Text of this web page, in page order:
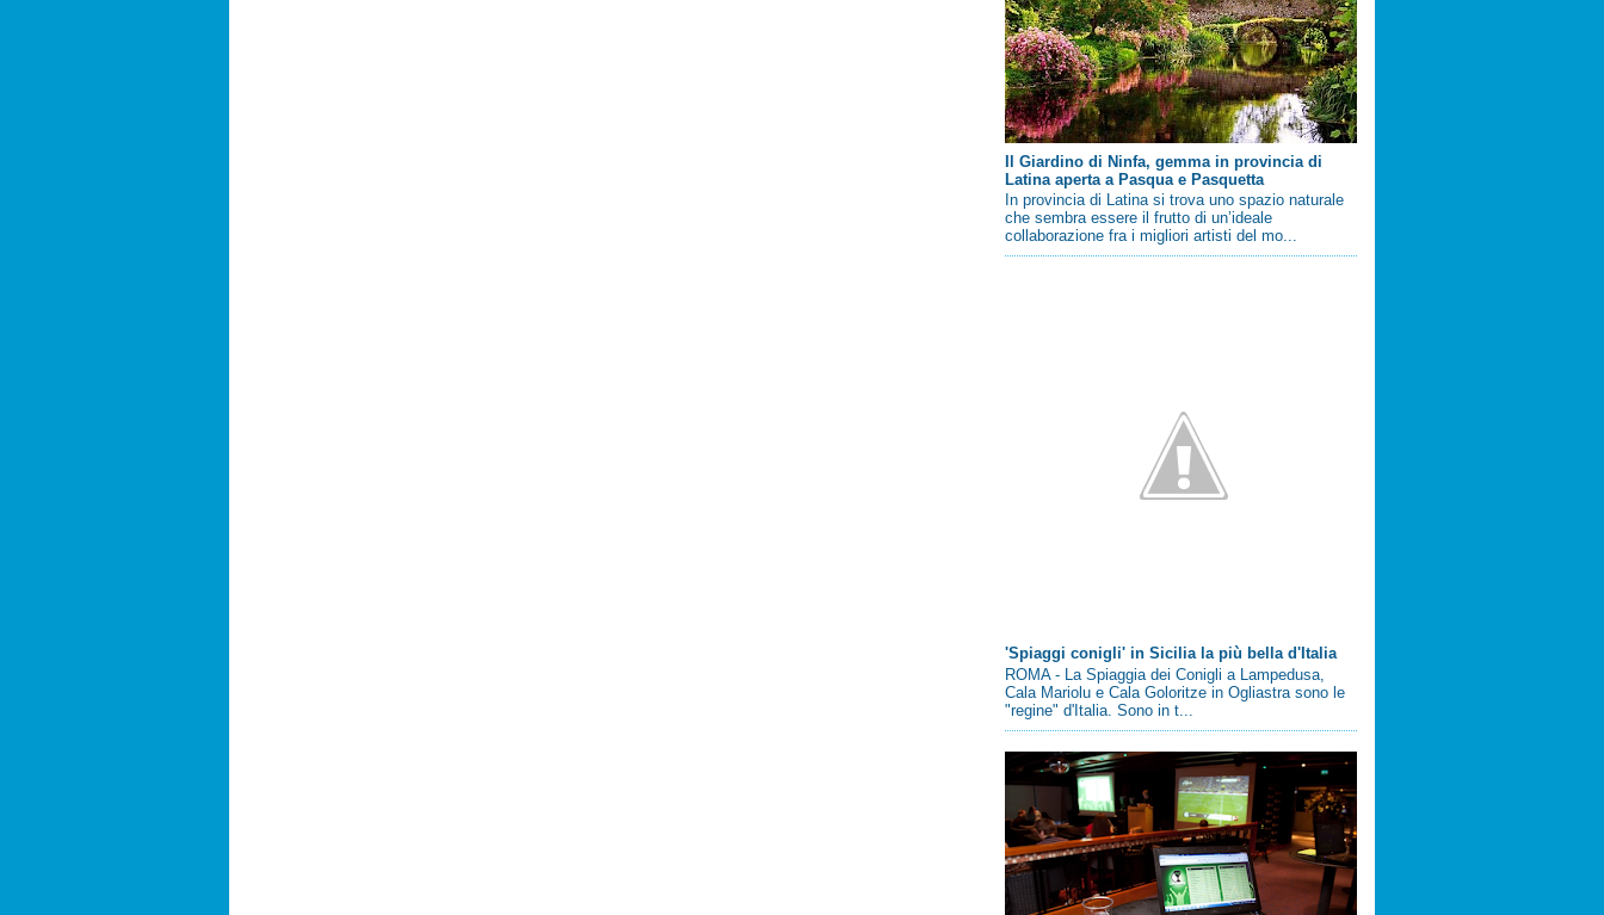
Il Giardino di Ninfa, gemma in provincia di
Latina aperta a Pasqua e Pasquetta
In provincia di Latina si trova uno spazio naturale
che sembra essere il frutto di un’ideale
collaborazione fra i migliori artisti del mo...
'Spiaggi conigli' in Sicilia la più bella d'Italia
ROMA - La Spiaggia dei Conigli a Lampedusa,
Cala Mariolu e Cala Goloritze in Ogliastra sono le
"regine" d'Italia. Sono in t...